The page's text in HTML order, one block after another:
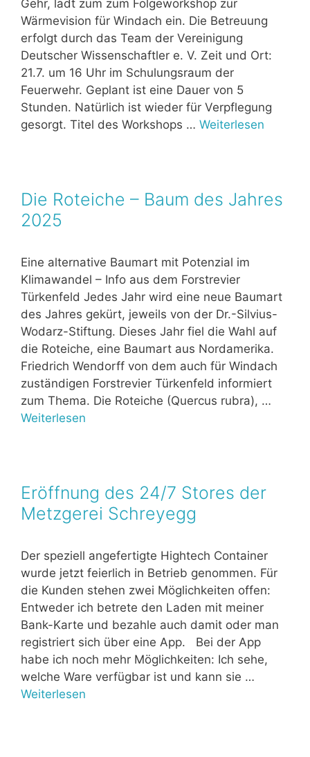
Gehr, lädt zum zum Folgeworkshop zur
Wärmevision für Windach ein. Die Betreuung
erfolgt durch das Team der Vereinigung
Deutscher Wissenschaftler e. V. Zeit und Ort:
21.7. um 16 Uhr im Schulungsraum der
Feuerwehr. Geplant ist eine Dauer von 5
Stunden. Natürlich ist wieder für Verpflegung
gesorgt. Titel des Workshops … Weiterlesen
Die Roteiche – Baum des Jahres
2025
Eine alternative Baumart mit Potenzial im
Klimawandel – Info aus dem Forstrevier
Türkenfeld Jedes Jahr wird eine neue Baumart
des Jahres gekürt, jeweils von der Dr.-Silvius-
Wodarz-Stiftung. Dieses Jahr fiel die Wahl auf
die Roteiche, eine Baumart aus Nordamerika.
Friedrich Wendorff von dem auch für Windach
zuständigen Forstrevier Türkenfeld informiert
zum Thema. Die Roteiche (Quercus rubra), …
Weiterlesen
Eröffnung des 24/7 Stores der
Metzgerei Schreyegg
Der speziell angefertigte Hightech Container
wurde jetzt feierlich in Betrieb genommen. Für
die Kunden stehen zwei Möglichkeiten offen:
Entweder ich betrete den Laden mit meiner
Bank-Karte und bezahle auch damit oder man
registriert sich über eine App. Bei der App
habe ich noch mehr Möglichkeiten: Ich sehe,
welche Ware verfügbar ist und kann sie …
Weiterlesen